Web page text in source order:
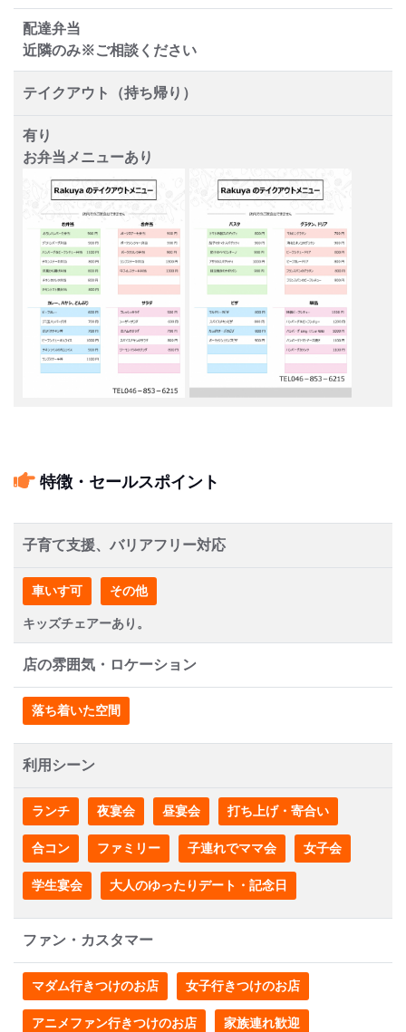
配達弁当
近隣のみ※ご相談ください
テイクアウト（持ち帰り）
有り
お弁当メニューあり
特徴・セールスポイント
子育て支援、バリアフリー対応
車いす可 その他
キッズチェアーあり。
店の雰囲気・ロケーション
落ち着いた空間
利用シーン
ランチ 夜宴会 昼宴会 打ち上げ・寄合い
合コン ファミリー 子連れでママ会 女子会
学生宴会 大人のゆったりデート・記念日
ファン・カスタマー
マダム行きつけのお店 女子行きつけのお店
アニメファン行きつけのお店 家族連れ歓迎